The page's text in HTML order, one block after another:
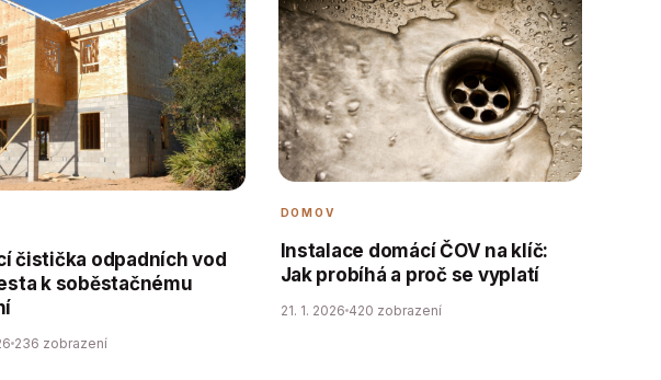
čistička odpadních vod
k soběstačnému
236 zobrazení
DOMOV
Instalace domácí ČOV na klíč:
Jak probíhá a proč se vyplatí
21. 1. 2026 420 zobrazení